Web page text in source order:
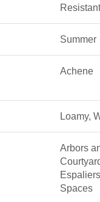
Summer
Achene
Loamy,
Arbors
Spaces